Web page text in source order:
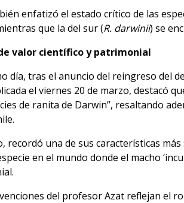
enfatizó el estado crítico de las
que la del sur (R. darwinii) se
valor científico y patrimonial
día, tras el anuncio del reingreso del
el viernes 20 de marzo, destacó
de ranita de Darwin”, resaltando
recordó una de sus características
en el mundo donde el macho
del profesor Azat reflejan el